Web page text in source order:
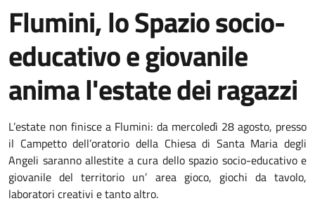
Flumini, lo Spazio socio-
educativo e giovanile
anima l'estate dei ragazzi
Dettagli della notizia
L’estate non finisce a Flumini: da mercoledì 28 agosto, presso
il Campetto dell’oratorio della Chiesa di Santa Maria degli
Angeli saranno allestite a cura dello spazio socio-educativo e
giovanile del territorio un’ area gioco, giochi da tavolo,
laboratori creativi e tanto altro.